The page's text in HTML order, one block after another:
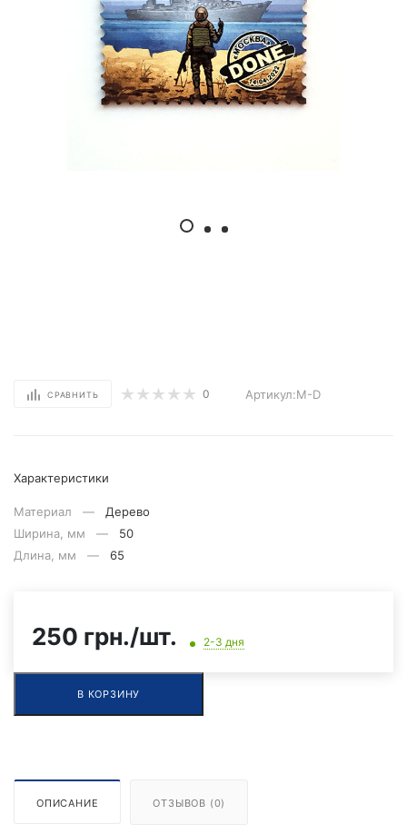
СРАВНИТЬ 0 Артикул:М-D
Характеристики
Материал — Дерево
Ширина, мм — 50
Длина, мм — 65
250 грн./шт. 2-3 дня
В КОРЗИНУ
ОПИСАНИЕ ОТЗЫВОВ (0)